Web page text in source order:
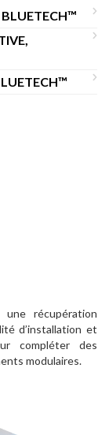
récupération
d’installation et
compléter des
modulaires.